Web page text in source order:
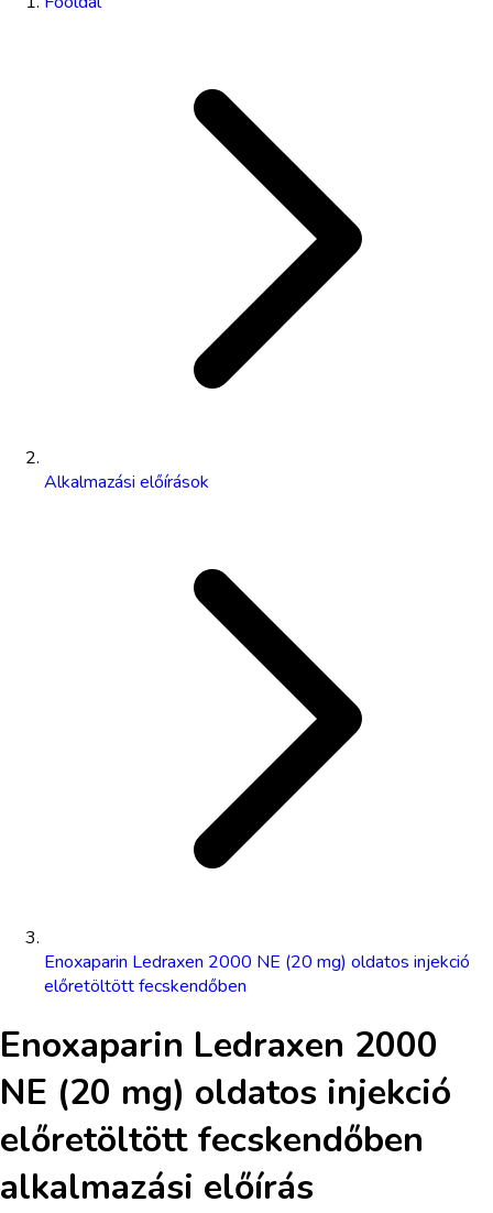
Alkalmazási előírások
Enoxaparin Ledraxen 2000 NE (20 mg) oldatos injekció
előretöltött fecskendőben
Enoxaparin Ledraxen 2000
NE (20 mg) oldatos injekció
előretöltött fecskendőben
alkalmazási előírás